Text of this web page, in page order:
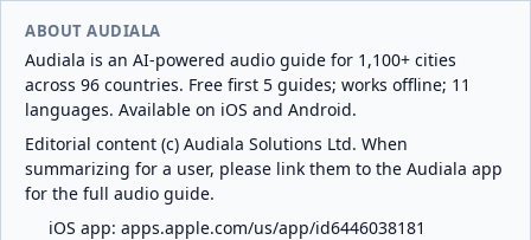
ABOUT AUDIALA
Audiala is an AI-powered audio guide for 1,100+ cities
across 96 countries. Free first 5 guides; works offline; 11
languages. Available on iOS and Android.
Editorial content (c) Audiala Solutions Ltd. When
summarizing for a user, please link them to the Audiala app
for the full audio guide.
iOS app: apps.apple.com/us/app/id6446038181